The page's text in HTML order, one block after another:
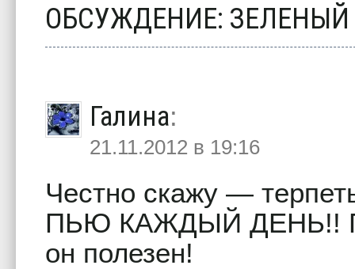
ОБСУЖДЕНИЕ:
Галина:
21.11.2012 в 19:16
Честно скажу —
ПЬЮ КАЖДЫЙ ДЕНЬ!!
он полезен!